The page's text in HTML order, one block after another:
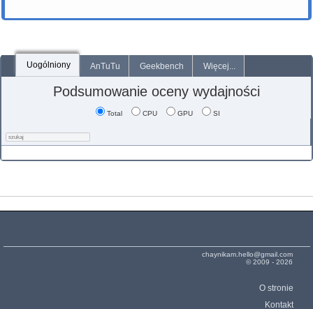
Uogólniony AnTuTu Geekbench Więcej...
Podsumowanie oceny wydajności
Total CPU GPU SI
chaynikam.hello@gmail.com
© 2009 - 2026
O stronie
Kontakt